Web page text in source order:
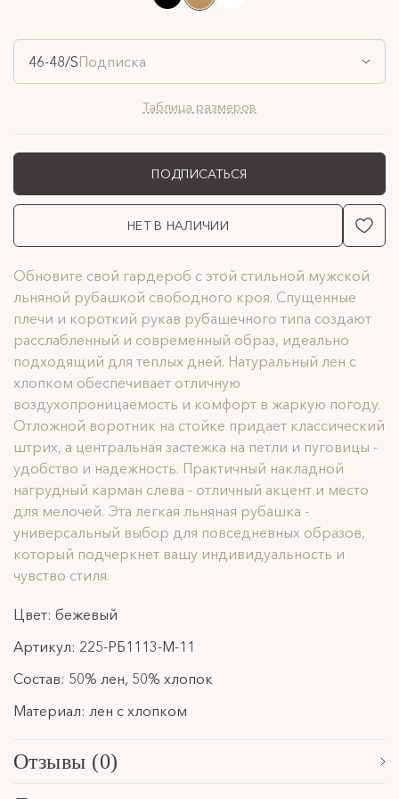
46-48/SПодписка
Таблица размеров
ПОДПИСАТЬСЯ
НЕТ В НАЛИЧИИ
Обновите свой гардероб с этой стильной мужской
льняной рубашкой свободного кроя. Спущенные
плечи и короткий рукав рубашечного типа создают
расслабленный и современный образ, идеально
подходящий для теплых дней. Натуральный лен с
хлопком обеспечивает отличную
воздухопроницаемость и комфорт в жаркую погоду.
Отложной воротник на стойке придает классический
штрих, а центральная застежка на петли и пуговицы -
удобство и надежность. Практичный накладной
нагрудный карман слева - отличный акцент и место
для мелочей. Эта легкая льняная рубашка -
универсальный выбор для повседневных образов,
который подчеркнет вашу индивидуальность и
чувство стиля.
Цвет: бежевый
Артикул: 225-РБ1113-М-11
Состав: 50% лен, 50% хлопок
Материал: лен с хлопком
Отзывы (0)